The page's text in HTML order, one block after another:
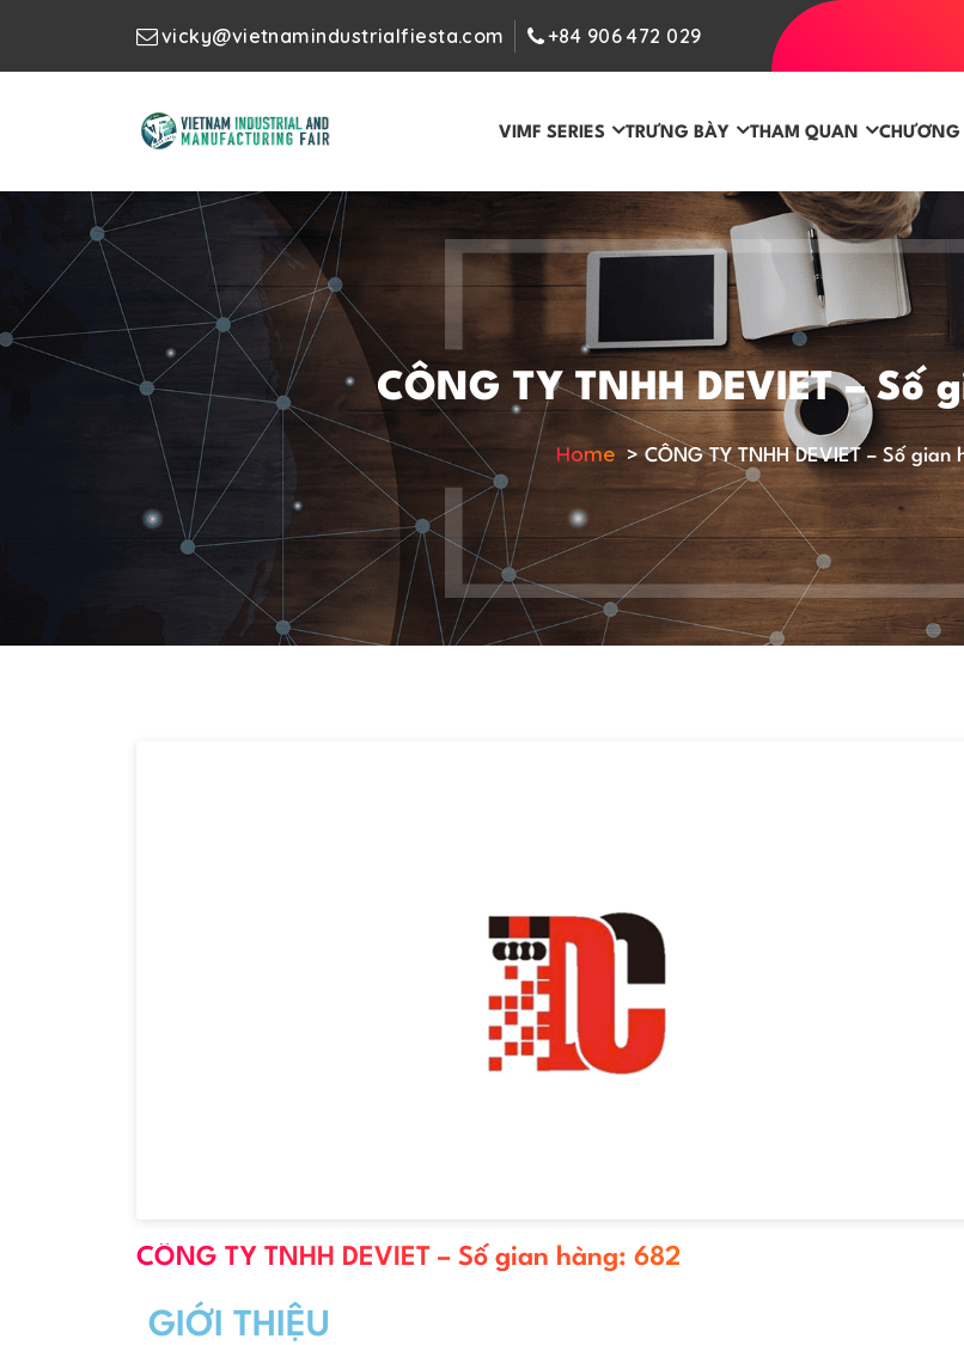
vicky@vietnamindustrialfiesta.com +84 906 472 029
VIMF SERIES TRƯNG BÀY THAM QUAN CHƯƠNG
CÔNG TY TNHH DEVIET – Số
Home >CÔNG TY TNHH DEVIET – Số gian
CÔNG TY TNHH DEVIET – Số gian hàng: 682
GIỚI THIỆU